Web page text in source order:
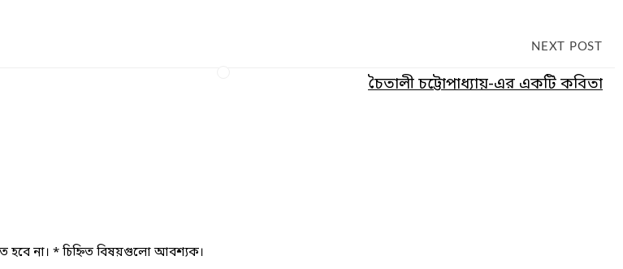
NEXT POST
চৈতালী চট্টোপাধ্যায়-এর একটি কবিতা
হবে না। *চিহ্নিত বিষয়গুলো আবশ্যক।